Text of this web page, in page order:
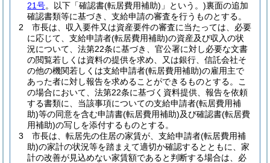
21号。以下「確認書(転居費用補助) 」という。)裏面の追加
確認書類等に基づき、支給申請の審査を行うものとする。
2
市長は、収入要件又は資産要件の審査に当たっては、必要
に応じて、支給申請者(転居費用補助)の資産及び収入の状
況について、法第22条に基づき、官公署に対し必要な文書
の閲覧若しくは資料の提供を求め、又は銀行、信託会社そ
の他の機関若しくは支給申請者(転居費用補助)の雇用主で
あった者に対し報告を求めることができるものとする。
こ
の場合において、法第22条に基づく資料提供、報告を依頼
する書類に、当該事項についての支給申請者(転居費用補
助)等の同意を含む申請書(転居費用補助)及び確認書(転居費
用補助)の写しを添付するものとする。
3
市長は、転居先の住居の家賃が、支給申請者(転居費用補
助)の家計の状況等を踏まえて適切か確認するとともに、家
計の改善が見込めない家賃額であると判断する場合は、必